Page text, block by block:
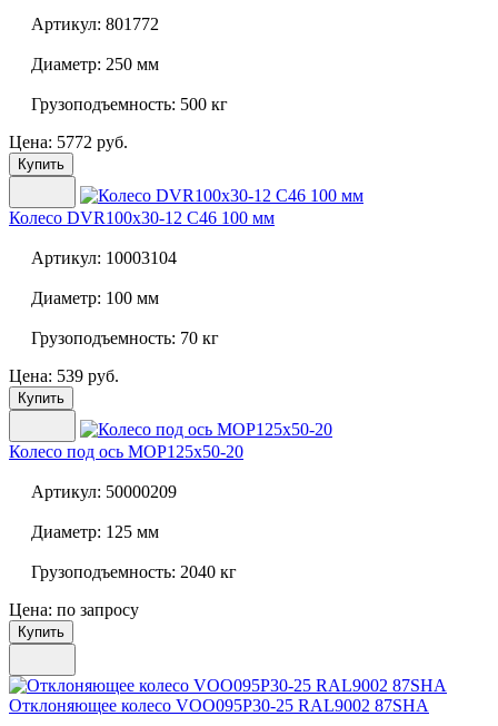
Артикул: 801772
Диаметр: 250 мм
Грузоподъемность: 500 кг
Цена: 5772 руб.
Купить
Колесо DVR100x30-12 C46 100 мм
Артикул: 10003104
Диаметр: 100 мм
Грузоподъемность: 70 кг
Цена: 539 руб.
Купить
Колесо под ось MOP125x50-20
Артикул: 50000209
Диаметр: 125 мм
Грузоподъемность: 2040 кг
Цена: по запросу
Купить
Отклоняющее колесо VOO095P30-25 RAL9002 87SHA